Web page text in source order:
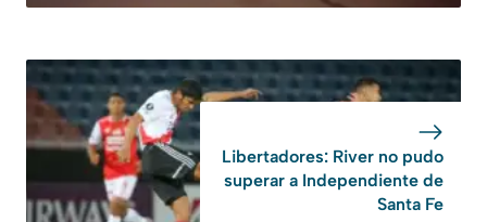
Libertadores: River no pudo
superar a Independiente de
Santa Fe